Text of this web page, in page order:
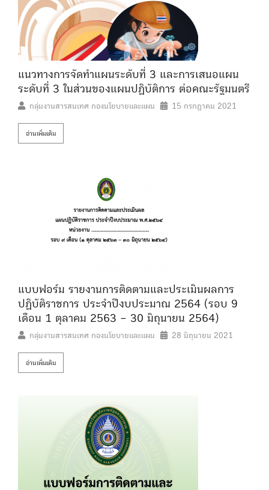
แนวทางการจัดทำแผนระดับที่ 3 และการเสนอแผน
ระดับที่ 3 ในส่วนของแผนปฏิบัติการ ต่อคณะรัฐมนตรี
กลุ่มงานสารสนเทศ กองนโยบายและแผน 15 กรกฎาคม 2021
อ่านเพิ่มเติม
แบบฟอร์ม รายงานการติดตามและประเมินผลการ
ปฏิบัติราชการ ประจำปีงบประมาณ 2564 (รอบ 9
เดือน 1 ตุลาคม 2563 – 30 มิถุนายน 2564)
กลุ่มงานสารสนเทศ กองนโยบายและแผน 28 มิถุนายน 2021
อ่านเพิ่มเติม